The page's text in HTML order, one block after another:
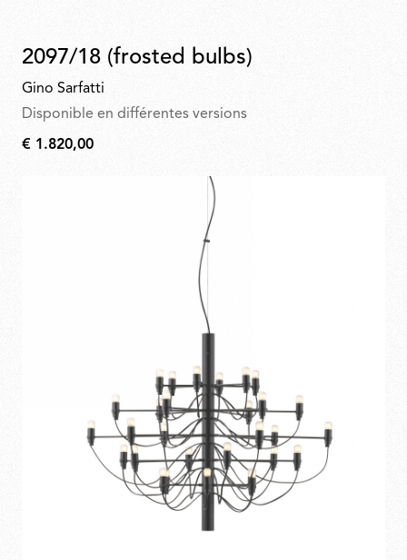
2097/18 (frosted bulbs)
Gino Sarfatti
Disponible en différentes versions
€
€ 1.820,00